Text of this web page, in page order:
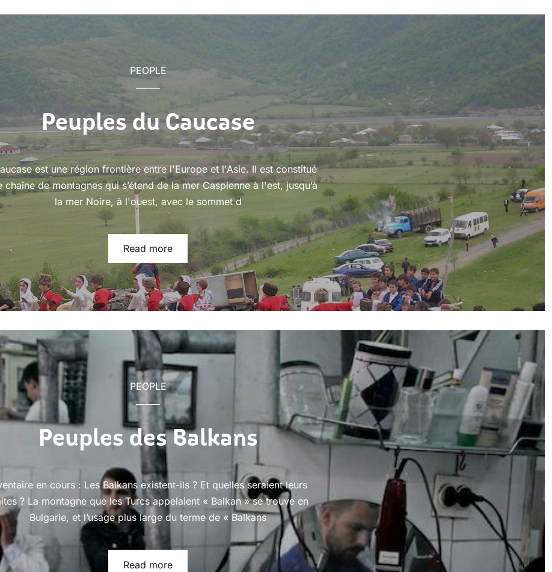
PEOPLE
Peuples du Caucase
est une région frontière entre l'Europe et l'Asie. Il est constitué
chaîne de montagnes qui s’étend de la mer Caspienne à l'est, jusqu’à
la mer Noire, à l'ouest, avec le sommet d
Read more
PEOPLE
Peuples des Balkans
en cours : Les Balkans existent-ils ? Et quelles seraient leurs
? La montagne que les Turcs appelaient « Balkan » se trouve en
Bulgarie, et l’usage plus large du terme de « Balkans
Read more